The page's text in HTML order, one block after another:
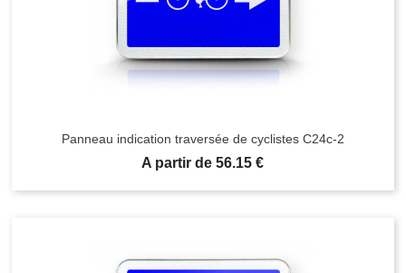
Panneau indication traversée de cyclistes C24c-2
Prix
A partir de 56.15 €